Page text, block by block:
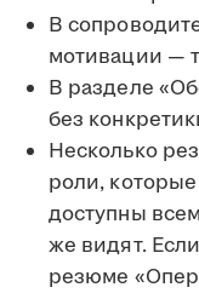
В
мотивации —
В разделе
без
Несколько
роли,
доступны
же видят.
резюме